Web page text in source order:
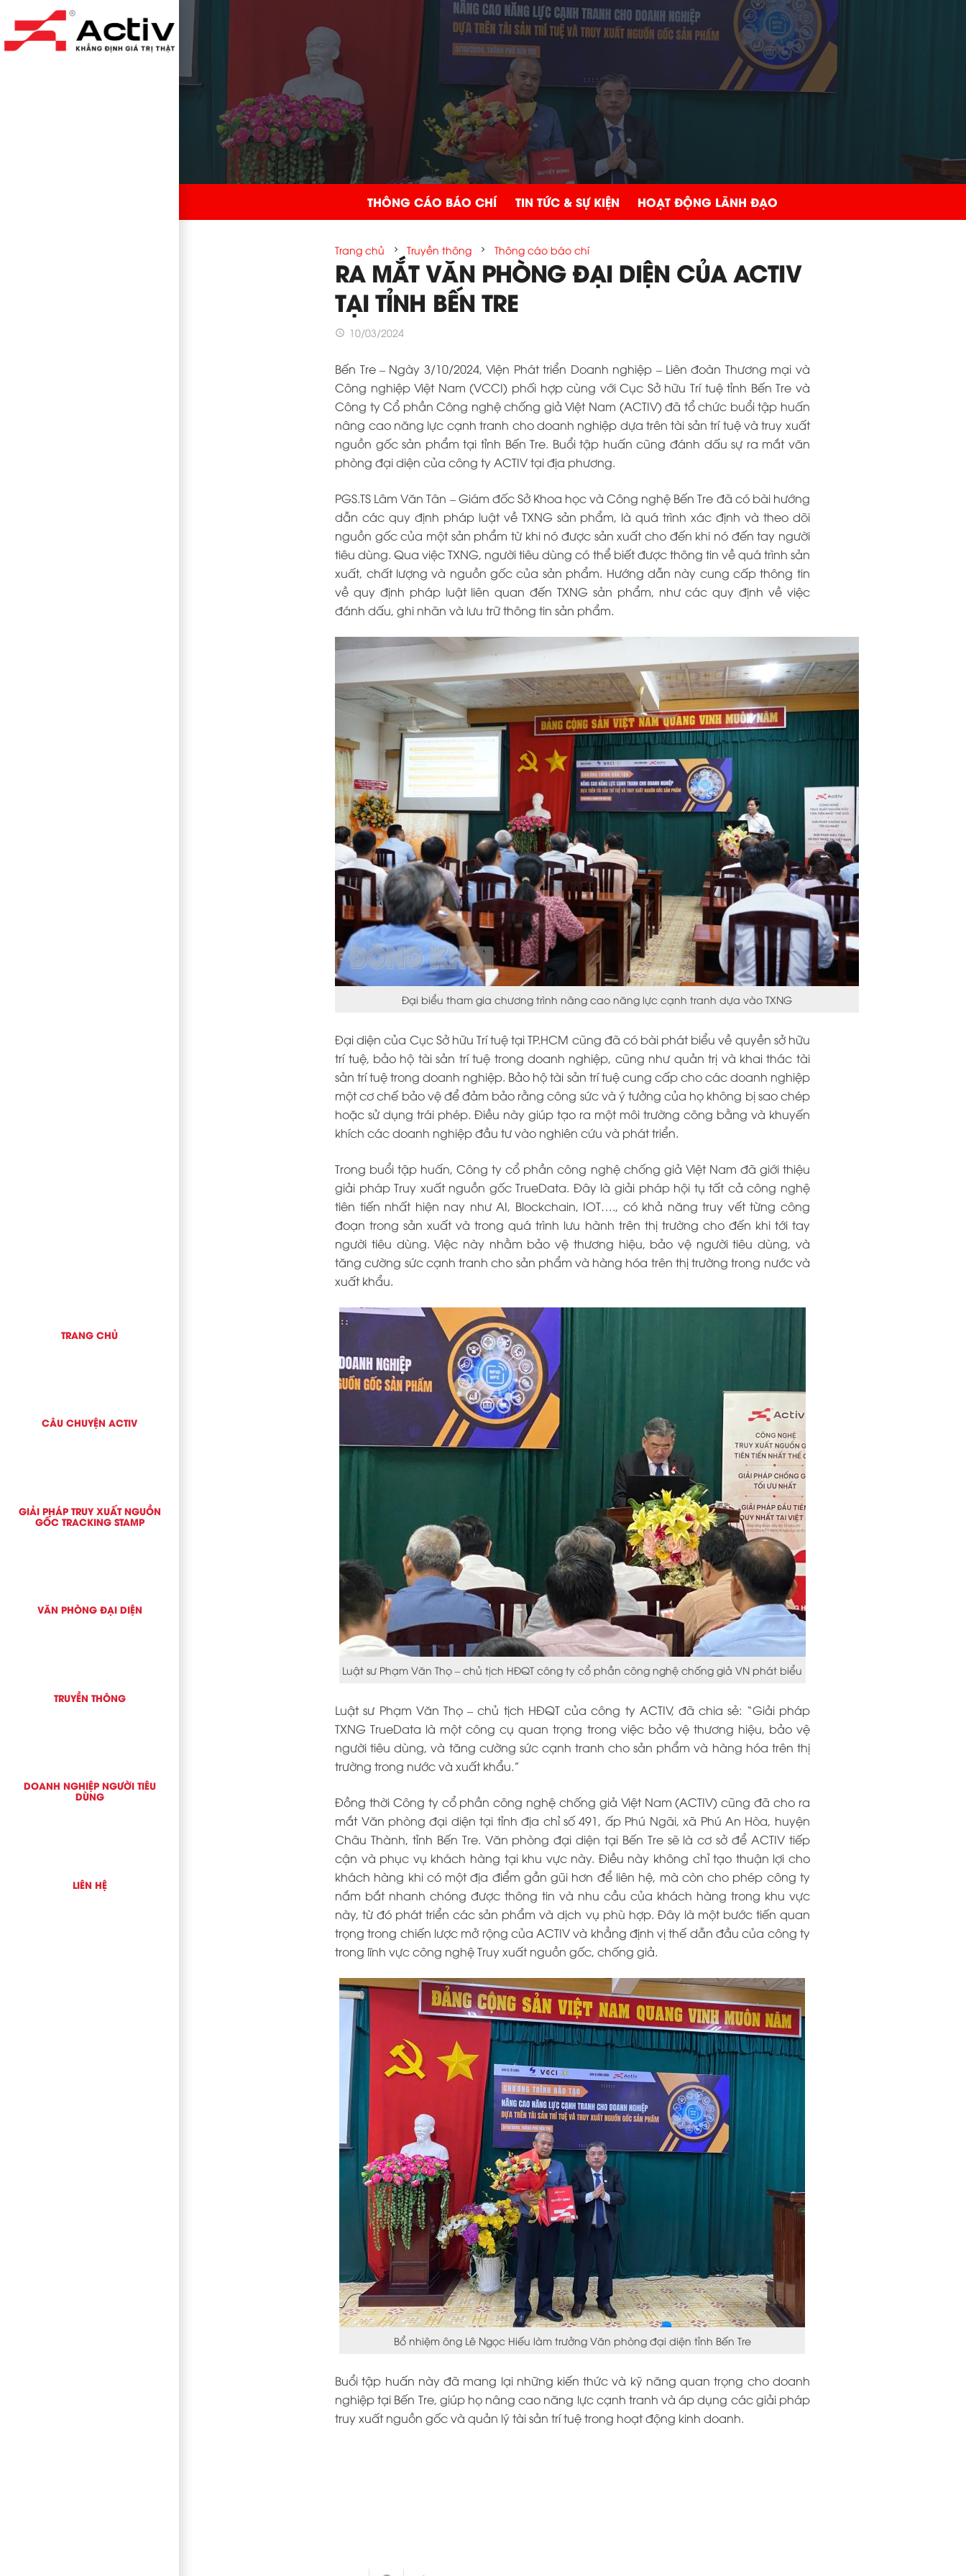
TRANG CHỦ
CÂU CHUYỆN ACTIV
GIẢI PHÁP TRUY XUẤT NGUỒN
GỐC TRACKING STAMP
VĂN PHÒNG ĐẠI DIỆN
TRUYỀN THÔNG
DOANH NGHIỆP NGƯỜI TIÊU
DÙNG
LIÊN HỆ
THÔNG CÁO BÁO CHÍ TIN TỨC & SỰ KIỆN HOẠT ĐỘNG LÃNH ĐẠO
Trang chủ chevron_right Truyền thông chevron_right Thông cáo báo chí
RA MẮT VĂN PHÒNG ĐẠI DIỆN CỦA ACTIV
TẠI TỈNH BẾN TRE
access_time 10/03/2024
Bến Tre – Ngày 3/10/2024, Viện Phát triển Doanh nghiệp – Liên đoàn Thương mại và
Công nghiệp Việt Nam (VCCI) phối hợp cùng với Cục Sở hữu Trí tuệ tỉnh Bến Tre và
Công ty Cổ phần Công nghệ chống giả Việt Nam (ACTIV) đã tổ chức buổi tập huấn
nâng cao năng lực cạnh tranh cho doanh nghiệp dựa trên tài sản trí tuệ và truy xuất
nguồn gốc sản phẩm tại tỉnh Bến Tre. Buổi tập huấn cũng đánh dấu sự ra mắt văn
phòng đại diện của công ty ACTIV tại địa phương.
PGS.TS Lâm Văn Tân – Giám đốc Sở Khoa học và Công nghệ Bến Tre đã có bài hướng
dẫn các quy định pháp luật về TXNG sản phẩm, là quá trình xác định và theo dõi
nguồn gốc của một sản phẩm từ khi nó được sản xuất cho đến khi nó đến tay người
tiêu dùng. Qua việc TXNG, người tiêu dùng có thể biết được thông tin về quá trình sản
xuất, chất lượng và nguồn gốc của sản phẩm. Hướng dẫn này cung cấp thông tin
về quy định pháp luật liên quan đến TXNG sản phẩm, như các quy định về việc
đánh dấu, ghi nhãn và lưu trữ thông tin sản phẩm.
Đại biểu tham gia chương trình nâng cao năng lực cạnh tranh dựa vào TXNG
Đại diện của Cục Sở hữu Trí tuệ tại TP.HCM cũng đã có bài phát biểu về quyền sở hữu
trí tuệ, bảo hộ tài sản trí tuệ trong doanh nghiệp, cũng như quản trị và khai thác tài
sản trí tuệ trong doanh nghiệp. Bảo hộ tài sản trí tuệ cung cấp cho các doanh nghiệp
một cơ chế bảo vệ để đảm bảo rằng công sức và ý tưởng của họ không bị sao chép
hoặc sử dụng trái phép. Điều này giúp tạo ra một môi trường công bằng và khuyến
khích các doanh nghiệp đầu tư vào nghiên cứu và phát triển.
Trong buổi tập huấn, Công ty cổ phần công nghệ chống giả Việt Nam đã giới thiệu
giải pháp Truy xuất nguồn gốc TrueData. Đây là giải pháp hội tụ tất cả công nghệ
tiên tiến nhất hiện nay như AI, Blockchain, IOT…., có khả năng truy vết từng công
đoạn trong sản xuất và trong quá trình lưu hành trên thị trường cho đến khi tới tay
người tiêu dùng. Việc này nhằm bảo vệ thương hiệu, bảo vệ người tiêu dùng, và
tăng cường sức cạnh tranh cho sản phẩm và hàng hóa trên thị trường trong nước và
xuất khẩu.
Luật sư Phạm Văn Thọ – chủ tịch HĐQT công ty cổ phần công nghệ chống giả VN phát biểu
Luật sư Phạm Văn Thọ – chủ tịch HĐQT của công ty ACTIV, đã chia sẻ: “Giải pháp
TXNG TrueData là một công cụ quan trọng trong việc bảo vệ thương hiệu, bảo vệ
người tiêu dùng, và tăng cường sức cạnh tranh cho sản phẩm và hàng hóa trên thị
trường trong nước và xuất khẩu.”
Đồng thời Công ty cổ phần công nghệ chống giả Việt Nam (ACTIV) cũng đã cho ra
mắt Văn phòng đại diện tại tỉnh địa chỉ số 491, ấp Phú Ngãi, xã Phú An Hòa, huyện
Châu Thành, tỉnh Bến Tre. Văn phòng đại diện tại Bến Tre sẽ là cơ sở để ACTIV tiếp
cận và phục vụ khách hàng tại khu vực này. Điều này không chỉ tạo thuận lợi cho
khách hàng khi có một địa điểm gần gũi hơn để liên hệ, mà còn cho phép công ty
nắm bắt nhanh chóng được thông tin và nhu cầu của khách hàng trong khu vực
này, từ đó phát triển các sản phẩm và dịch vụ phù hợp. Đây là một bước tiến quan
trọng trong chiến lược mở rộng của ACTIV và khẳng định vị thế dẫn đầu của công ty
trong lĩnh vực công nghệ Truy xuất nguồn gốc, chống giả.
Bổ nhiệm ông Lê Ngọc Hiếu làm trưởng Văn phòng đại diện tỉnh Bến Tre
Buổi tập huấn này đã mang lại những kiến thức và kỹ năng quan trọng cho doanh
nghiệp tại Bến Tre, giúp họ nâng cao năng lực cạnh tranh và áp dụng các giải pháp
truy xuất nguồn gốc và quản lý tài sản trí tuệ trong hoạt động kinh doanh.